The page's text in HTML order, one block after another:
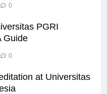
0
PGRI
Guide
0
at Universitas